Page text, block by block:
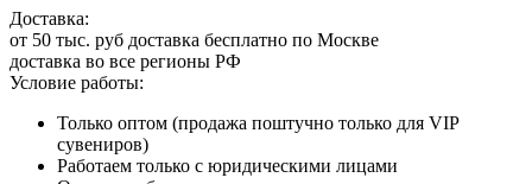
Доставка:
от 50 тыс. руб доставка бесплатно по Москве
доставка во все регионы РФ
Условие работы:
Только оптом (продажа поштучно только для VIP
сувениров)
Работаем только с юридическими лицами